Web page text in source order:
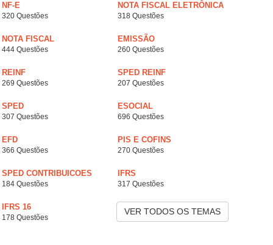
NF-E
320 Questões
NOTA FISCAL ELETRÔNICA
318 Questões
NOTA FISCAL
444 Questões
EMISSÃO
260 Questões
REINF
269 Questões
SPED REINF
207 Questões
SPED
307 Questões
ESOCIAL
696 Questões
EFD
366 Questões
PIS E COFINS
270 Questões
SPED CONTRIBUICOES
184 Questões
IFRS
317 Questões
IFRS 16
178 Questões
VER TODOS OS TEMAS